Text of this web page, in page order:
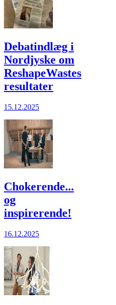
Debatindlæg i
Nordjyske om
ReshapeWastes
resultater
15.12.2025
Chokerende...
og
inspirerende!
16.12.2025